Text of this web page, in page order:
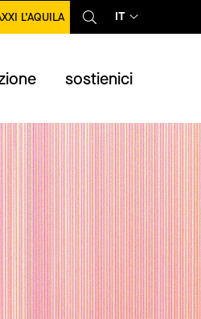
L’AQUILA IT
sostienici